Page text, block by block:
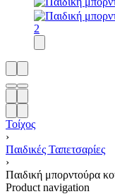
Τοίχος
›
Παιδικές Ταπετσαρίες
›
Παιδική μπορντούρα
Product navigation